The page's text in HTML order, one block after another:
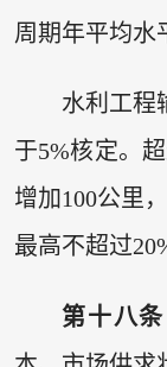
周期年平均水
水利工程
于5%核定。
增加100公里
最高不超过
第十八条